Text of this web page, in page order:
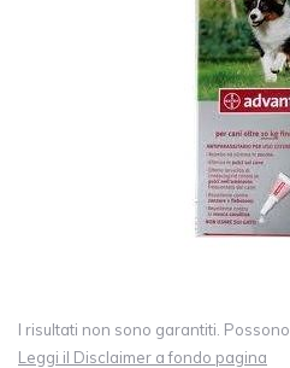
I risultati non sono garantiti.
Leggi il Disclaimer a fondo pagina